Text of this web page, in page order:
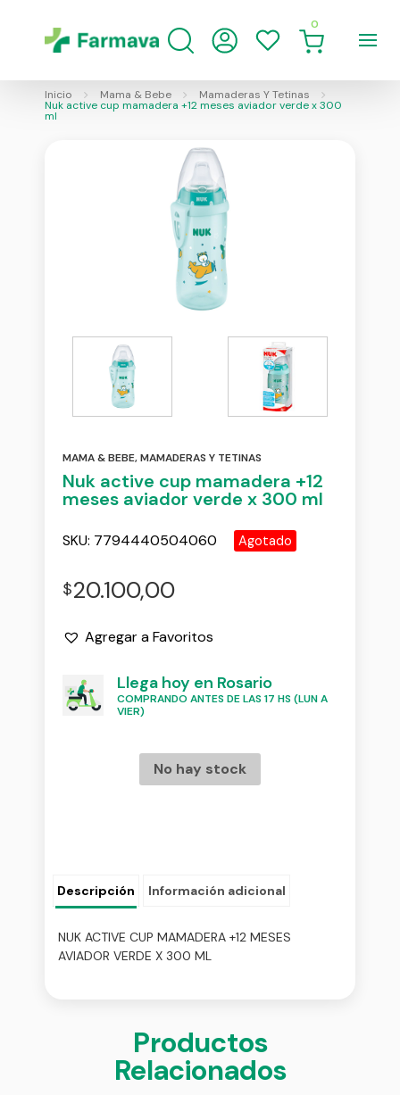
0
Inicio Mama & Bebe Mamaderas Y Tetinas
Nuk active cup mamadera +12 meses aviador verde x 300
ml
MAMA & BEBE,MAMADERAS Y TETINAS
Nuk active cup mamadera +12
meses aviador verde x 300 ml
SKU: 7794440504060 Agotado
$20.100,00
Agregar a Favoritos
Llega hoy en Rosario
COMPRANDO ANTES DE LAS 17 HS (LUN A
VIER)
No hay stock
Descripción Información adicional
NUK ACTIVE CUP MAMADERA +12 MESES
AVIADOR VERDE X 300 ML
Productos
Relacionados